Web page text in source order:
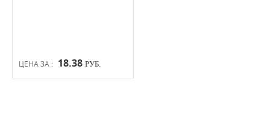
ЦЕНА ЗА : 18.38 РУБ.